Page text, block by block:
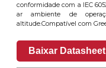
conformidade com a IEC
ar ambiente de
altitude.Compatível com
Baixar Datasheet